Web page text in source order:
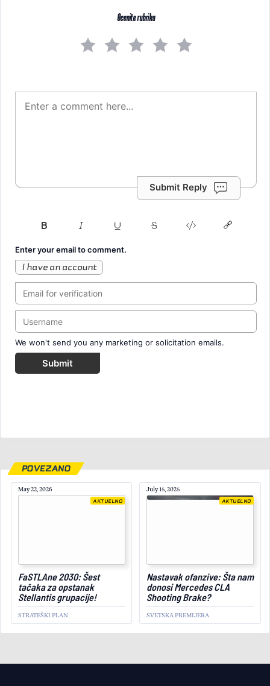
Ocenite rubriku
Submit Reply
Enter your email to comment.
I have an account
We won't send you any marketing or solicitation emails.
Submit
POVEZANO
May 22, 2026
FaSTLAne 2030: Šest
tačaka za opstanak
Stellantis grupacije!
STRATEŠKI PLAN
AKTUELNO
July 15, 2025
Nastavak ofanzive: Šta nam
donosi Mercedes CLA
Shooting Brake?
SVETSKA PREMIJERA
AKTUELNO
September 20, 2024
Master otvara šampanjac